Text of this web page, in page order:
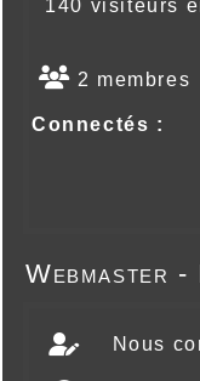
140 visiteurs
2 membres
Connectés :
Webmaster -
Nous